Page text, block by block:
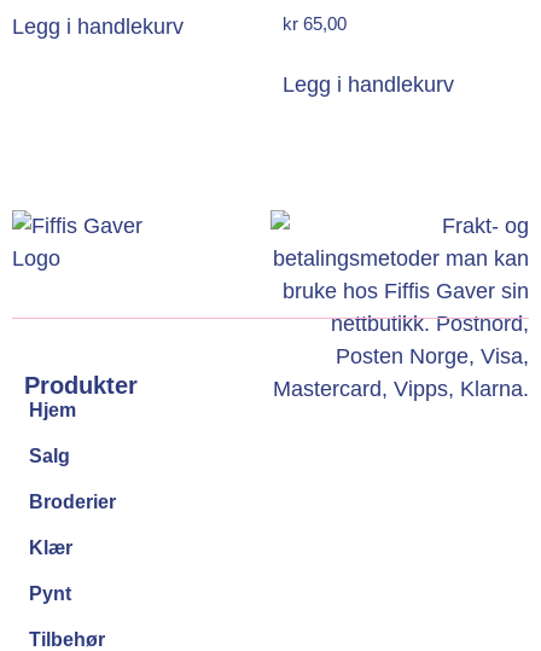
Legg i handlekurv kr 65,00
Legg i handlekurv
Produkter
Hjem
Salg
Broderier
Klær
Pynt
Tilbehør